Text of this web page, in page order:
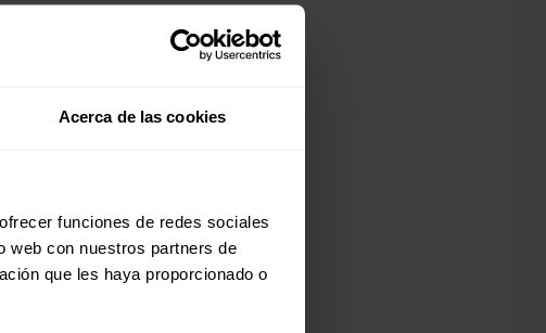
Acerca de las cookies
funciones de redes sociales
web con nuestros partners de
que les haya proporcionado o